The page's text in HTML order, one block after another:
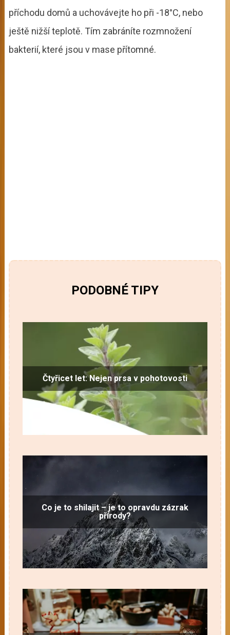
příchodu domů a uchovávejte ho při -18°C, nebo
ještě nižší teplotě. Tím zabráníte rozmnožení
bakterií, které jsou v mase přítomné.
PODOBNÉ TIPY
Čtyřicet let: Nejen prsa v pohotovosti
Co je to shilajit – je to opravdu zázrak
přírody?